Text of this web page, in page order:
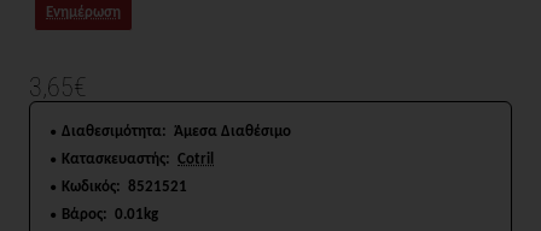
Ενημέρωση
3,65€
Διαθεσιμότητα: Άμεσα Διαθέσιμο
Κατασκευαστής: Cotril
Κωδικός: 8521521
Βάρος: 0.01kg